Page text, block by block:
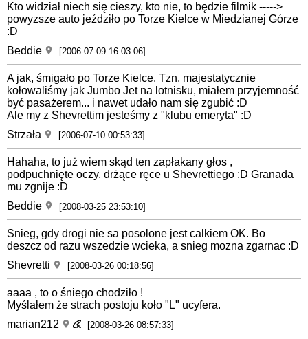
Kto widział niech się cieszy, kto nie, to będzie filmik ----->
powyzsze auto jeździło po Torze Kielce w Miedzianej Górze
:D
Beddie
[2006-07-09 16:03:06]
A jak, śmigało po Torze Kielce. Tzn. majestatycznie
kołowaliśmy jak Jumbo Jet na lotnisku, miałem przyjemność
być pasażerem... i nawet udało nam się zgubić :D
Ale my z Shevrettim jesteśmy z "klubu emeryta" :D
Strzała
[2006-07-10 00:53:33]
Hahaha, to już wiem skąd ten zapłakany głos ,
podpuchnięte oczy, drżące ręce u Shevrettiego :D Granada
mu zgnije :D
Beddie
[2008-03-25 23:53:10]
Snieg, gdy drogi nie sa posolone jest calkiem OK. Bo
deszcz od razu wszedzie wcieka, a snieg mozna zgarnac :D
Shevretti
[2008-03-26 00:18:56]
aaaa , to o śniego chodziło !
Myślałem że strach postoju koło "L" ucyfera.
marian212
[2008-03-26 08:57:33]